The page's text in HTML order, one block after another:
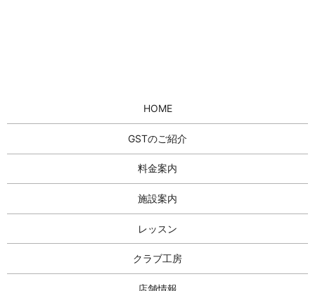
HOME
GSTのご紹介
料金案内
施設案内
レッスン
クラブ工房
店舗情報